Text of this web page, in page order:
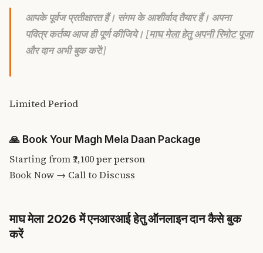
आपके पूर्वज प्रतीक्षारत हैं। संगम के आशीर्वाद तैयार हैं। अपना
पवित्र कर्तव्य आज ही पूर्ण कीजिये। [माघ मेला हेतु अपनी रिमोट पूजा
और दान अभी बुक करें!]
Limited Period
🙏 Book Your Magh Mela Daan Package
Starting from ₹2,100per person
Book Now → Call to Discuss
माघ मेला 2026 में एनआरआई हेतु ऑनलाइन दान कैसे बुक
करें